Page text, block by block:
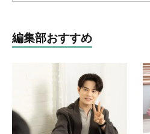
編集部おすすめ